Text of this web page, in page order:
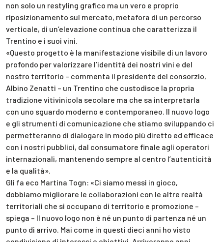
non solo un restyling grafico ma un vero e proprio
riposizionamento sul mercato, metafora di un percorso
verticale, di un’elevazione continua che caratterizza il
Trentino e i suoi vini.
«Questo progetto è la manifestazione visibile di un lavoro
profondo per valorizzare l’identità dei nostri vini e del
nostro territorio – commenta il presidente del consorzio,
Albino Zenatti – un Trentino che custodisce la propria
tradizione vitivinicola secolare ma che sa interpretarla
con uno sguardo moderno e contemporaneo. Il nuovo logo
e gli strumenti di comunicazione che stiamo sviluppando ci
permetteranno di dialogare in modo più diretto ed efficace
con i nostri pubblici, dal consumatore finale agli operatori
internazionali, mantenendo sempre al centro l’autenticità
e la qualità».
Gli fa eco Martina Togn: «Ci siamo messi in gioco,
dobbiamo migliorare le collaborazioni con le altre realtà
territoriali che si occupano di territorio e promozione –
spiega – Il nuovo logo non è né un punto di partenza né un
punto di arrivo. Mai come in questi dieci anni ho visto